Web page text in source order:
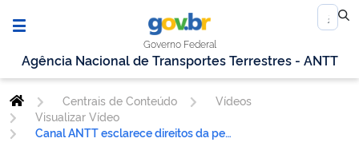
Governo Federal
Agência Nacional de Transportes Terrestres - ANTT
Centrais de Conteúdo
Vídeos
Visualizar Vídeo
Canal ANTT esclarece direitos da pessoa com deficiência